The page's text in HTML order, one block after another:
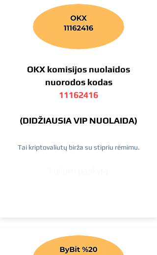
OKX komisijos nuolaidos
nuorodos kodas
11162416
(DIDŽIAUSIA VIP NUOLAIDA)
Tai kriptovaliutų birža su stipriu rėmimu.